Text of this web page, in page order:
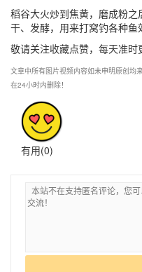
稻谷大火炒到焦黄，磨成粉
干、发酵，用来打窝钓各种鱼
敬请关注收藏点赞，每天准时
文章中所有图片视频内容如未申明原创均
在24小时内删除！
有用(0)